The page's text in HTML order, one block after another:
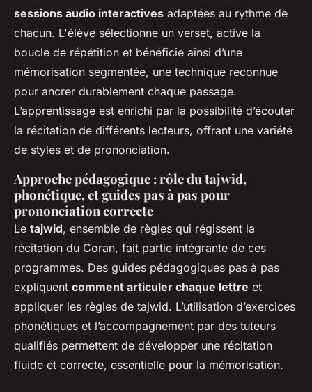
sessions audio interactives adaptées au rythme de
chacun. L'élève sélectionne un verset, active la
boucle de répétition et bénéficie ainsi d’une
mémorisation segmentée, une technique reconnue
pour ancrer durablement chaque passage.
L’apprentissage est enrichi par la possibilité d’écouter
la récitation de différents lecteurs, offrant une variété
de styles et de prononciation.
Approche pédagogique : rôle du tajwid,
phonétique, et guides pas à pas pour
prononciation correcte
Le tajwid, ensemble de règles qui régissent la
récitation du Coran, fait partie intégrante de ces
programmes. Des guides pédagogiques pas à pas
expliquent comment articuler chaque lettre et
appliquer les règles de tajwid. L’utilisation d’exercices
phonétiques et l’accompagnement par des tuteurs
qualifiés permettent de développer une récitation
fluide et correcte, essentielle pour la mémorisation.